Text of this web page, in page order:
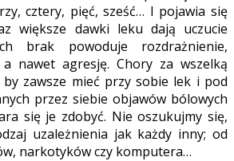
cztery, pięć, sześć… I pojawia się
większe dawki leku dają uczucie
brak powoduje rozdrażnienie,
a nawet agresję. Chory za wszelką
zawsze mieć przy sobie lek i pod
przez siebie objawów bólowych
się je zdobyć. Nie oszukujmy się,
uzależnienia jak każdy inny; od
narkotyków czy komputera…